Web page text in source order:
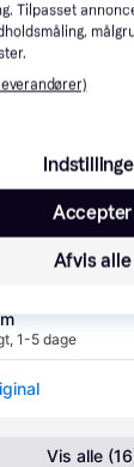
butik)
4.3 (149)
,3 dage
1-2 dage
, 1-5 dage
Vis alle
Tilpasset
Afvis alle
Accepter